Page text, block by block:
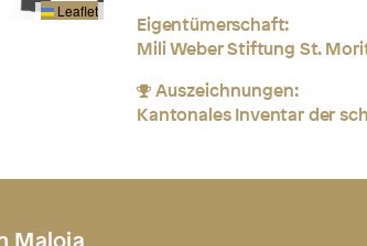
Eigentümerschaft:
Mili Weber Stiftung St.
Auszeichnungen:
Kantonales Inventar der
Leaflet
Maloja